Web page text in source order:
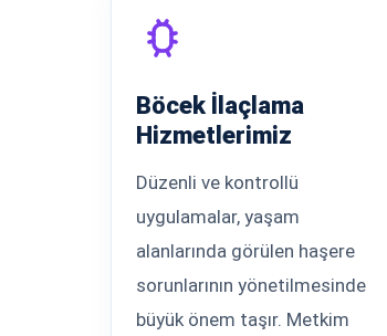
Böcek İlaçlama
Hizmetlerimiz
Düzenli ve kontrollü
uygulamalar, yaşam
alanlarında görülen haşere
sorunlarının yönetilmesinde
büyük önem taşır. Metkim